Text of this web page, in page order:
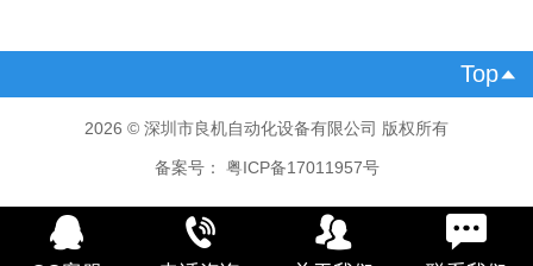
Top
2026 © 深圳市良机自动化设备有限公司 版权所有
备案号： 粤ICP备17011957号